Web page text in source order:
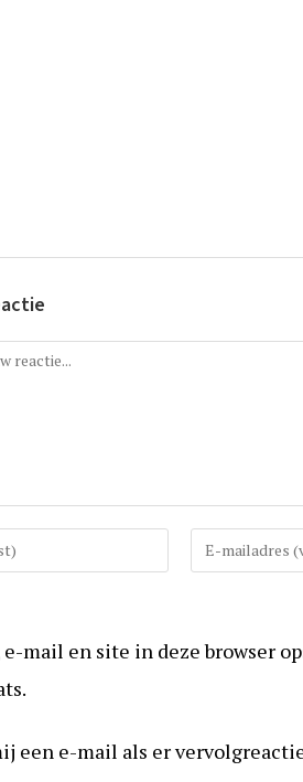
Vul
uw
in
kunnen
reageren
mail en site in deze browser
een e-mail als er